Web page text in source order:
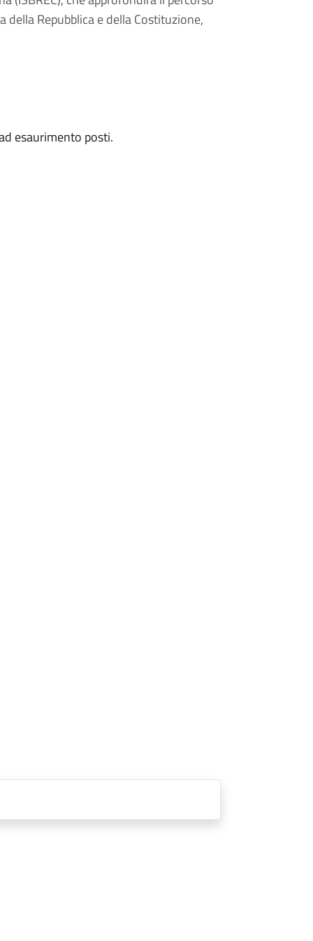
Repubblica e della Costituzione,
esaurimento posti.